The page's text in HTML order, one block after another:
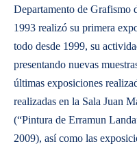
Departamento de Grafismo
1993 realizó su primera
todo desde 1999, su
presentando nuevas
últimas exposiciones
realizadas en la Sala Juan
(“Pintura de Erramun
2009), así como las